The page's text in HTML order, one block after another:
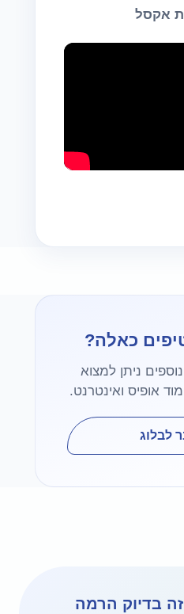
אקסל
כאלה?
ניתן למצוא
אופיס ואינטרנט.
בדיוק הרמה